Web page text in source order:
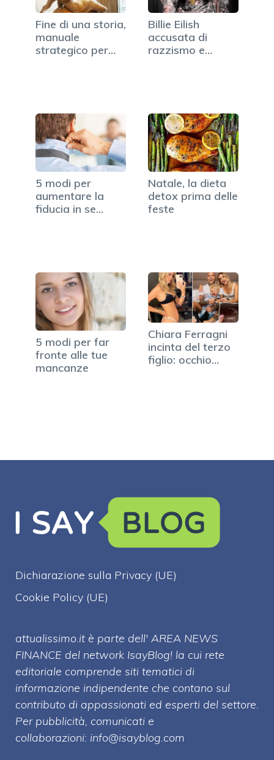
Fine di una storia,
manuale
strategico per
Billie Eilish
accusata di
razzismo e
5 modi per
aumentare la
fiducia in se
Natale, la dieta
detox prima delle
feste
5 modi per far
fronte alle tue
mancanze
Chiara Ferragni
incinta del terzo
figlio: occhio…
Dichiarazione sulla Privacy (UE)
Cookie Policy (UE)
attualissimo.it è parte dell' AREA NEWS
FINANCE del network IsayBlog! la cui rete
editoriale comprende siti tematici di
informazione indipendente che contano sul
contributo di appassionati ed esperti del settore.
Per pubblicità, comunicati e
collaborazioni: info@isayblog.com